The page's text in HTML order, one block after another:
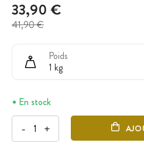
33,90 €
41,90 €
Poids
1 kg
En stock
- +